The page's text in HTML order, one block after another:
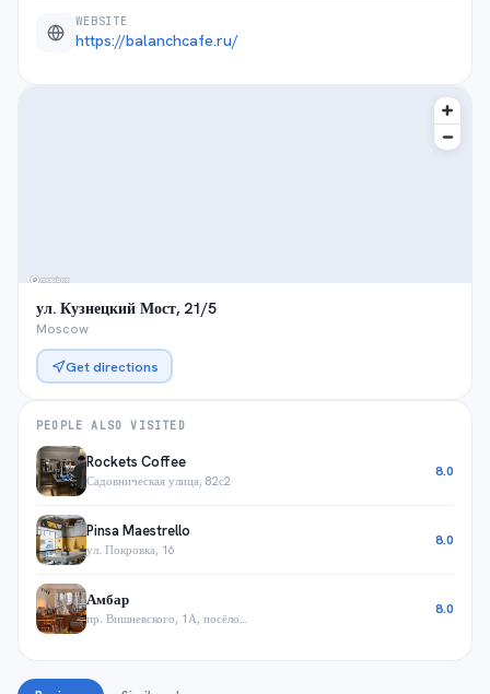
ул. Кузнецкий Мост, 21/5
Moscow
Get directions
WEBSITE
https://balanchcafe.ru/
PEOPLE ALSO VISITED
Rockets Coffee
Садовническая улица, 82с2
8.0
Pinsa Maestrello
ул. Покровка, 16
8.0
Амбар
пр. Вишневского, 1А, посёлок Переделкино, посёлок ДСК Мичуринец
8.0